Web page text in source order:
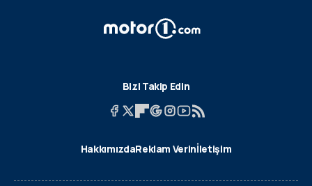
Bizi Takip Edin
HakkımızdaReklam Verinİletişim